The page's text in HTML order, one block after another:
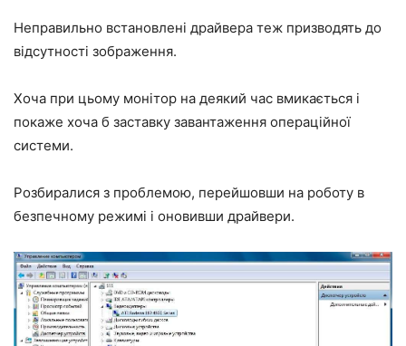
Неправильно встановлені драйвера теж призводять до
відсутності зображення.
Хоча при цьому монітор на деякий час вмикається і
покаже хоча б заставку завантаження операційної
системи.
Розбиралися з проблемою, перейшовши на роботу в
безпечному режимі і оновивши драйвери.